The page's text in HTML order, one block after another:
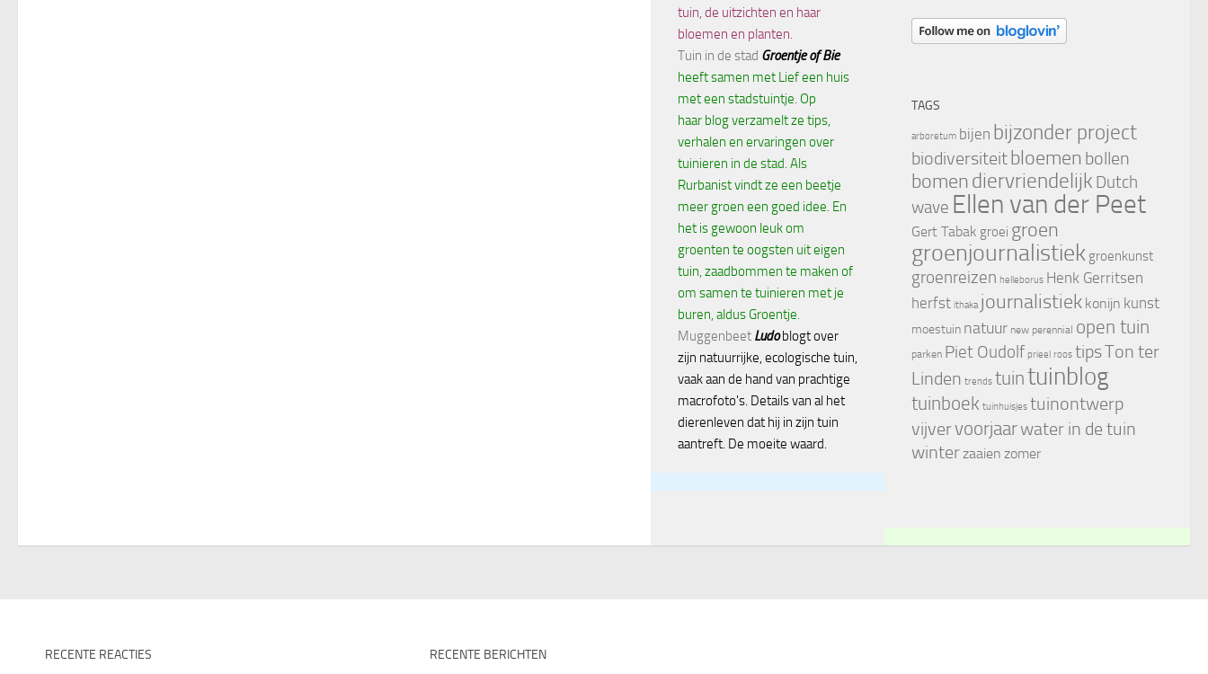
TAGS
arboretum bijen bijzonder project
biodiversiteitbloemen bollen
bomendiervriendelijk Dutch
wave Ellen van der Peet
Gert Tabak groei groen
groenjournalistiek groenkunst
groenreizen helleborus Henk Gerritsen
herfst ithaka journalistiek konijn kunst
moestuin natuur new perennial open tuin
parken Piet Oudolf prieel roos tipsTon ter
Linden trends tuintuinblog
tuinboek tuinhuisjes tuinontwerp
vijvervoorjaarwater in de tuin
winterzaaien zomer
tuin, de uitzichten en haar
bloemen en planten.
Tuin in de stad Groentje of Bie
heeft samen met Lief een huis
met een stadstuintje. Op
haar blog verzamelt ze tips,
verhalen en ervaringen over
tuinieren in de stad. Als
Rurbanist vindt ze een beetje
meer groen een goed idee. En
het is gewoon leuk om
groenten te oogsten uit eigen
tuin, zaadbommen te maken of
om samen te tuinieren met je
buren, aldus Groentje.
Muggenbeet Ludoblogt over
zijn natuurrijke, ecologische tuin,
vaak aan de hand van prachtige
macrofoto's. Details van al het
dierenleven dat hij in zijn tuin
aantreft. De moeite waard.
RECENTE REACTIES RECENTE BERICHTEN